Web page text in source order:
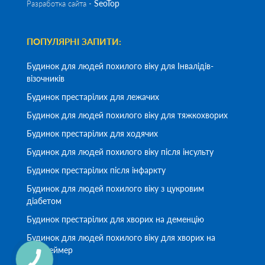
Разработка сайта - SeoTop
ПОПУЛЯРНІ ЗАПИТИ:
Будинок для людей похилого віку для Інвалідів-
візочників
Будинок престарілих для лежачих
Будинок для людей похилого віку для тяжкохворих
Будинок престарілих для ходячих
Будинок для людей похилого віку після інсульту
Будинок престарілих після інфаркту
Будинок для людей похилого віку з цукровим
діабетом
Будинок престарілих для хворих на деменцію
Будинок для людей похилого віку для хворих на
Альцгеймер